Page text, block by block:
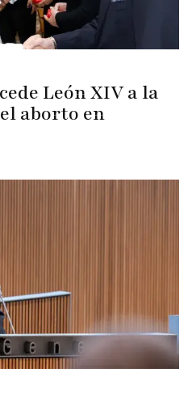
León XIV a la
aborto en